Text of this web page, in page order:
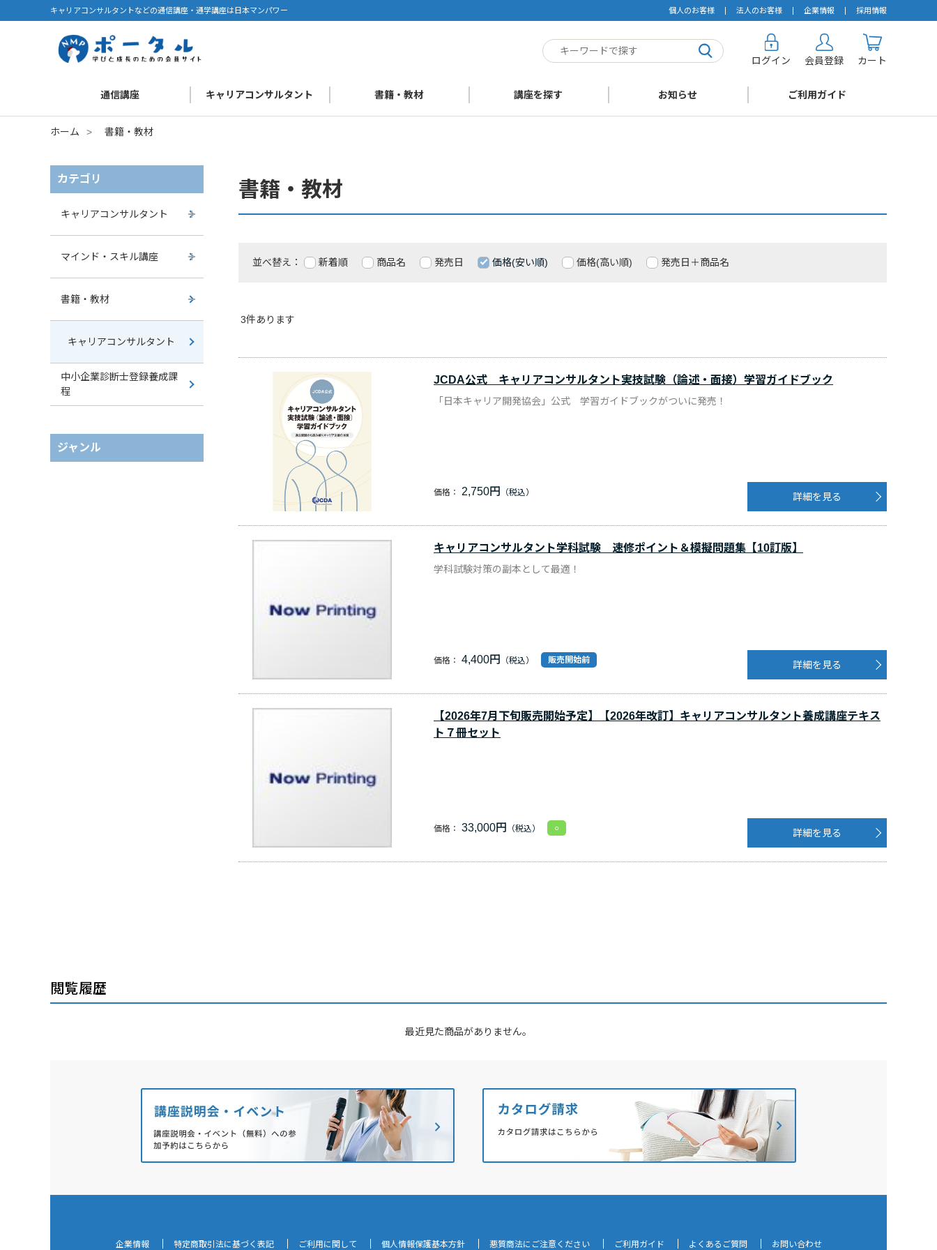
キャリアコンサルタントなどの通信講座・通学講座は日本マンパワー 個人のお客様 法人のお客様 企業情報 採用情報
ログイン 会員登録 カート
通信講座 キャリアコンサルタント 書籍・教材 講座を探す お知らせ ご利用ガイド
ホーム > 書籍・教材
カテゴリ
キャリアコンサルタント
マインド・スキル講座
書籍・教材
キャリアコンサルタント
中小企業診断士登録養成課
程
ジャンル
書籍・教材
並べ替え： 新着順 商品名 発売日 価格(安い順) 価格(高い順) 発売日＋商品名
3件あります
JCDA公式 キャリアコンサルタント実技試験（論述・面接）学習ガイドブック
「日本キャリア開発協会」公式 学習ガイドブックがついに発売！
価格： 2,750円 詳細を見る
キャリアコンサルタント学科試験 速修ポイント＆模擬問題集【10訂版】
学科試験対策の副本として最適！
販売開始前
価格： 4,400円 詳細を見る
【2026年7月下旬販売開始予定】【2026年改訂】キャリアコンサルタント養成講座テキス
ト７冊セット
○
価格： 33,000円 詳細を見る
閲覧履歴
最近見た商品がありません。
企業情報 特定商取引法に基づく表記 ご利用に関して 個人情報保護基本方針 悪質商法にご注意ください ご利用ガイド よくあるご質問 お問い合わせ